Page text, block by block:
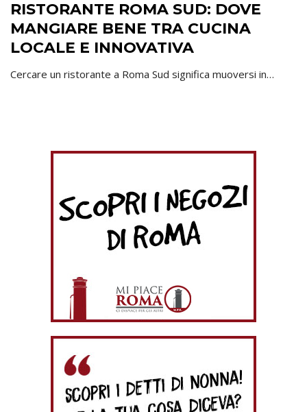
RISTORANTE ROMA SUD: DOVE
MANGIARE BENE TRA CUCINA
LOCALE E INNOVATIVA
Cercare un ristorante a Roma Sud significa muoversi in…